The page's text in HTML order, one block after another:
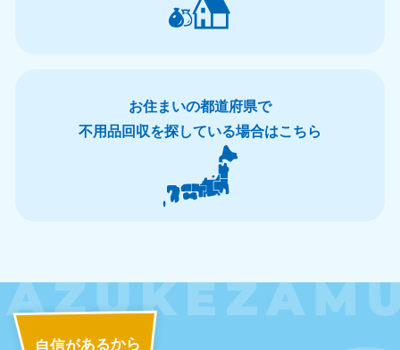
お住まいの都道府県で
不用品回収を探している場合はこちら
自信があるから
北海道・東北
050-1881-5277
9:00〜19:00 年中無休
050-1881-5276
9:00〜19:00 年中無休 9:00〜19:00 年中無休
050-1881-5273 050-1881-5272